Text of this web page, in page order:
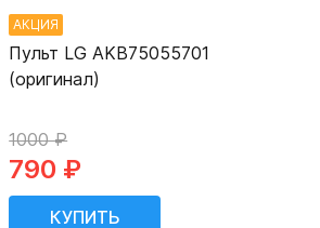
АКЦИЯ
Пульт LG AKB75055701
(оригинал)
1000 ₽
790 ₽